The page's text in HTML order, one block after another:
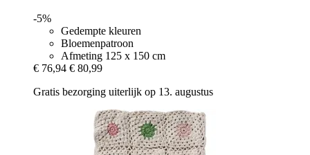
-5%
Gedempte kleuren
Bloemenpatroon
Afmeting 125 x 150 cm
€ 76,94 € 80,99
Gratis bezorging uiterlijk op 13. augustus